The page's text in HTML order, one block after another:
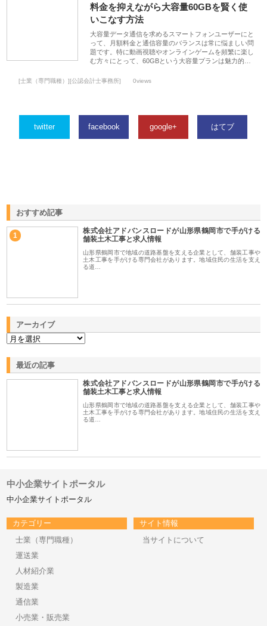
料金を抑えながら大容量60GBを賢く使
いこなす方法
大容量データ通信を求めるスマートフォンユーザーにと
って、月額料金と通信容量のバランスは常に悩ましい問
題です。特に動画視聴やオンラインゲームを頻繁に楽し
む方々にとって、60GBという大容量プランは魅力的…
[士業（専門職種）][公認会計士事務所] 0views
twitter facebook google+ はてブ
おすすめ記事
1
株式会社アドバンスロードが山形県鶴岡市で手がける
舗装土木工事と求人情報
山形県鶴岡市で地域の道路基盤を支える企業として、舗装工事や
土木工事を手がける専門会社があります。地域住民の生活を支え
る道…
アーカイブ
最近の記事
株式会社アドバンスロードが山形県鶴岡市で手がける
舗装土木工事と求人情報
山形県鶴岡市で地域の道路基盤を支える企業として、舗装工事や
土木工事を手がける専門会社があります。地域住民の生活を支え
る道…
中小企業サイトポータル
中小企業サイトポータル
カテゴリー
士業（専門職種）
運送業
人材紹介業
製造業
通信業
小売業・販売業
サイト情報
当サイトについて